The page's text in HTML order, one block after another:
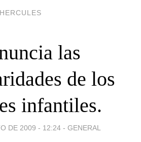
las
de los
infantiles.
DE 2009 - 12:24 - GENERAL